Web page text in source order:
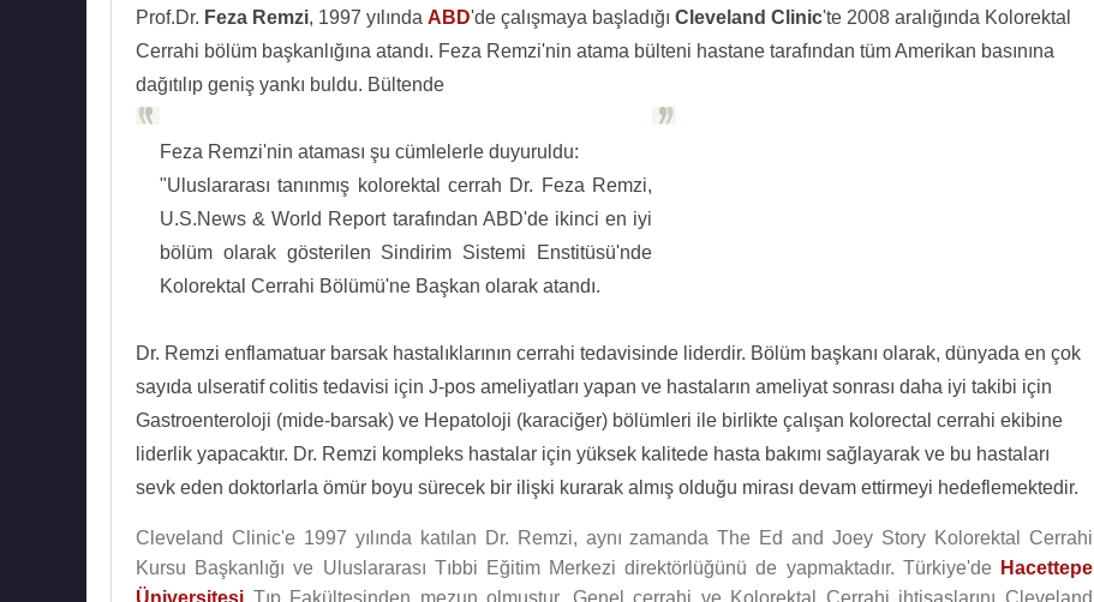
Prof.Dr. Feza Remzi, 1997 yılında ABD'de çalışmaya başladığı Cleveland Clinic'te 2008 aralığında Kolorektal
Cerrahi bölüm başkanlığına atandı. Feza Remzi'nin atama bülteni hastane tarafından tüm Amerikan basınına
dağıtılıp geniş yankı buldu. Bültende
Feza Remzi'nin ataması şu cümlelerle duyuruldu:
"Uluslararası tanınmış kolorektal cerrah Dr. Feza Remzi,
U.S.News & World Report tarafından ABD'de ikinci en iyi
bölüm olarak gösterilen Sindirim Sistemi Enstitüsü'nde
Kolorektal Cerrahi Bölümü'ne Başkan olarak atandı.
Dr. Remzi enflamatuar barsak hastalıklarının cerrahi tedavisinde liderdir. Bölüm başkanı olarak, dünyada en çok
sayıda ulseratif colitis tedavisi için J-pos ameliyatları yapan ve hastaların ameliyat sonrası daha iyi takibi için
Gastroenteroloji (mide-barsak) ve Hepatoloji (karaciğer) bölümleri ile birlikte çalışan kolorectal cerrahi ekibine
liderlik yapacaktır. Dr. Remzi kompleks hastalar için yüksek kalitede hasta bakımı sağlayarak ve bu hastaları
sevk eden doktorlarla ömür boyu sürecek bir ilişki kurarak almış olduğu mirası devam ettirmeyi hedeflemektedir.
Cleveland Clinic'e 1997 yılında katılan Dr. Remzi, aynı zamanda The Ed and Joey Story Kolorektal Cerrahi
Kursu Başkanlığı ve Uluslararası Tıbbi Eğitim Merkezi direktörlüğünü de yapmaktadır. Türkiye'de
Hacettepe
Üniversitesi Tıp Fakültesinden mezun olmuştur. Genel cerrahi ve Kolorektal Cerrahi ihtisaslarını Cleveland